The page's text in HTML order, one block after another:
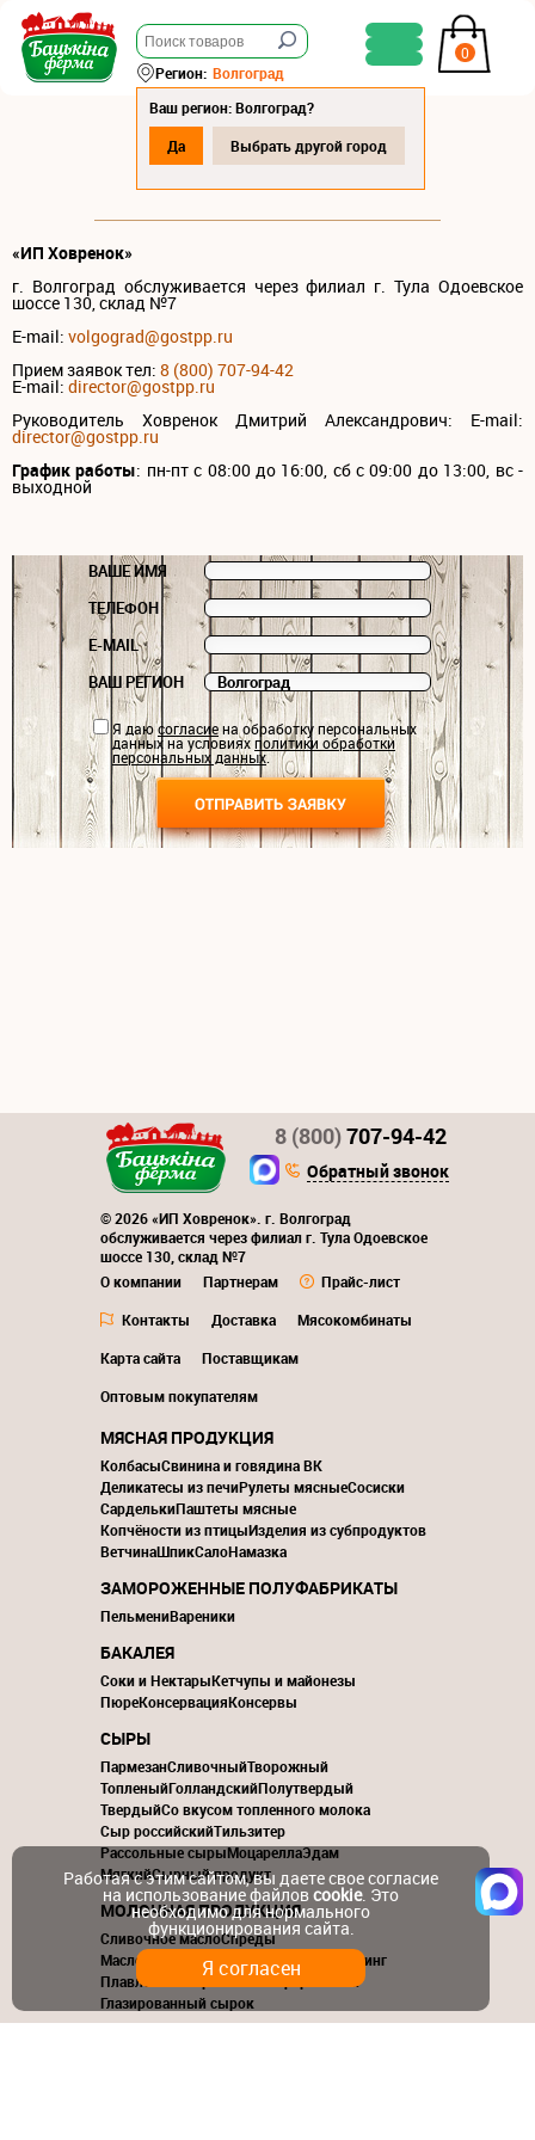
0
Регион: Волгоград
Ваш регион: Волгоград?
Да
Выбрать другой город
КОНТАКТЫ
«ИП Ховренок»
г. Волгоград обслуживается через филиал г. Тула Одоевское
шоссе 130, склад №7
E-mail: volgograd@gostpp.ru
Прием заявок тел: 8 (800) 707-94-42
E-mail: director@gostpp.ru
Руководитель Ховренок Дмитрий Александрович: E-mail:
director@gostpp.ru
График работы: пн-пт c 08:00 до 16:00, сб с 09:00 до 13:00, вс -
выходной
ВАШЕ ИМЯ
ТЕЛЕФОН
E-MAIL
ВАШ РЕГИОН
Я даюсогласиена обработку персональных
данных на условияхполитики обработки
персональных данных.
© 2026 «ИП Ховренок». г. Волгоград
обслуживается через филиал г. Тула Одоевское
шоссе 130, склад №7
О компании
Партнерам
Прайс-лист
Контакты
Доставка
Мясокомбинаты
Карта сайта
Поставщикам
Оптовым покупателям
8 (800)707-94-42
Обратный звонок
МЯСНАЯ ПРОДУКЦИЯ
КолбасыСвинина и говядина ВК
Деликатесы из печиРулеты мясныеСосиски
СарделькиПаштеты мясные
Копчёности из птицыИзделия из субпродуктов
ВетчинаШпикСалоНамазка
ЗАМОРОЖЕННЫЕ ПОЛУФАБРИКАТЫ
ПельмениВареники
БАКАЛЕЯ
Соки и НектарыКетчупы и майонезы
ПюреКонсервацияКонсервы
СЫРЫ
ПармезанСливочныйТворожный
ТопленыйГолландскийПолутвердый
ТвердыйСо вкусом топленного молока
Сыр российскийТильзитер
Рассольные сырыМоцареллаЭдам
МягкийСырный продукт
МОЛОЧНАЯ ПРОДУКЦИЯ
Сливочное маслоСпреды
Масло шоколадное
Пудинг
Плавленый сыр МолокоКефир
Сливки
Глазированный сырок
Работая с этим сайтом, вы даете свое согласие
на использование файловcookie. Это
необходимо для нормального
функционирования сайта.
Я согласен